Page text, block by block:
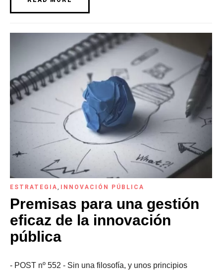
ESTRATEGIA, INNOVACIÓN PÚBLICA
Premisas para una gestión
eficaz de la innovación
pública
- POST nº 552 - Sin una filosofía, y unos principios